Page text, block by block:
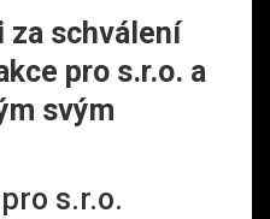
za schválení
pro s.r.o. a
svým
s.r.o.